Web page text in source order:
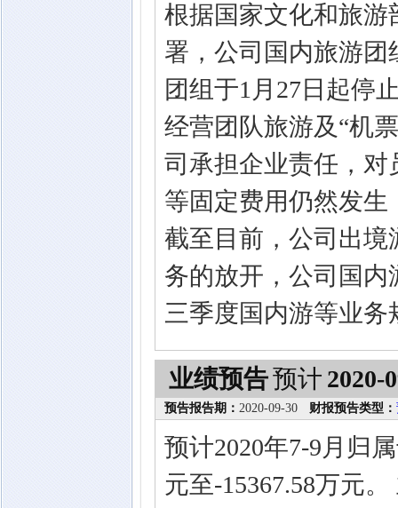
根据国家文化和旅
署，公司国内旅游团
团组于1月27日起停
经营团队旅游及“机
司承担企业责任，
等固定费用仍然发
截至目前，公司出境
务的放开，公司国
三季度国内游等业务
业绩预告预计 2020-
预告报告期： 2020-09-30 财报预告类型：
预计2020年7-9月归
元至-15367.58万元